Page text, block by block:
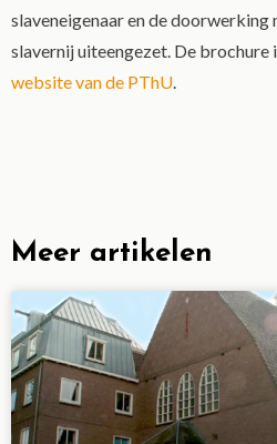
slaveneigenaar en de doorwerking
slavernij uiteengezet. De brochure
website van de PThU
Meer artikelen